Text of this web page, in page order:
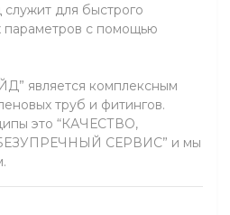
для быстрого
параметров с помощью
является комплексным
труб и фитингов.
это “КАЧЕСТВО,
СЕРВИС” и мы